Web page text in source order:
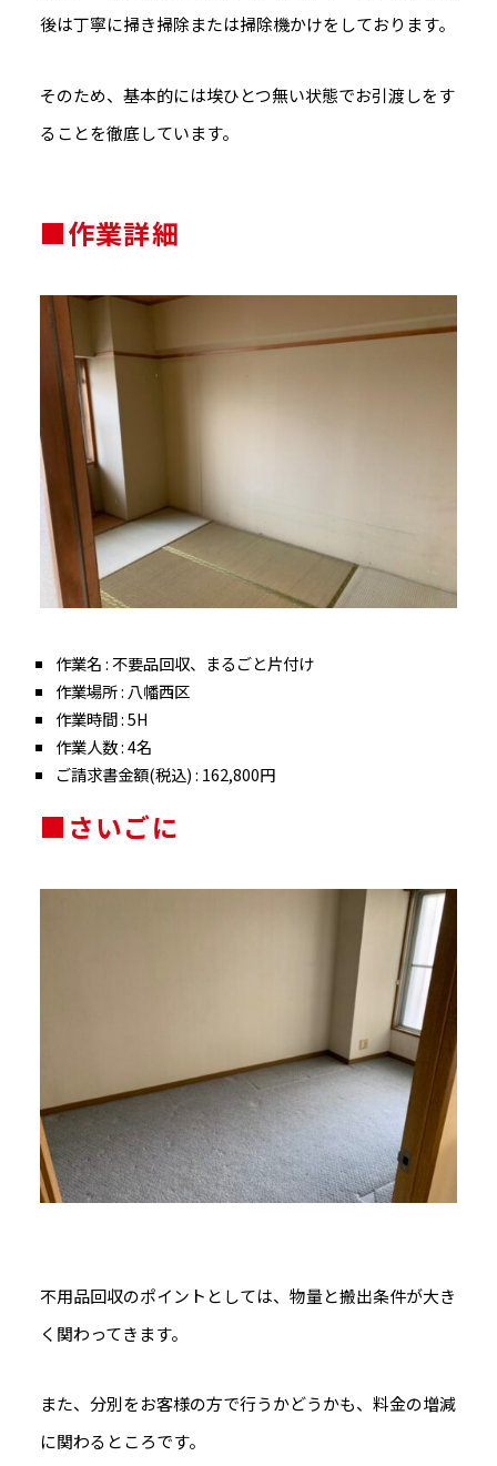
後は丁寧に掃き掃除または掃除機かけをしております。
そのため、基本的には埃ひとつ無い状態でお引渡しをす
ることを徹底しています。
■作業詳細
作業名 : 不要品回収、まるごと片付け
作業場所 : 八幡西区
作業時間 : 5H
作業人数 : 4名
ご請求書金額(税込) : 162,800円
■さいごに
不用品回収のポイントとしては、物量と搬出条件が大き
く関わってきます。
また、分別をお客様の方で行うかどうかも、料金の増減
に関わるところです。